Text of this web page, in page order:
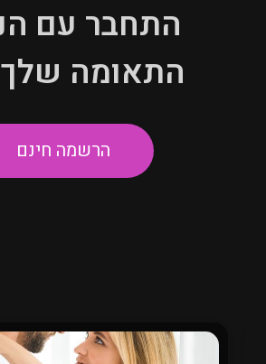
התחבר עם
התאומה
הרשמה חינם